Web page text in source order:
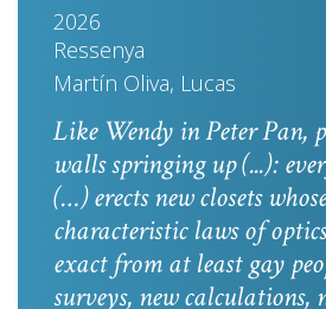
2026
Ressenya
Martín Oliva, Lucas
Like Wendy inPeter Pan,
walls springing up (...):
(…) erects new closets
characteristic laws of
exact from at least gay
surveys, new calculations,